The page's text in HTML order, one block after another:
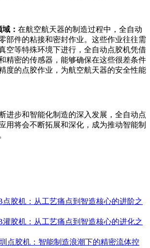
： 在航空航天器的制造过程中，全自动
部件的粘接和密封作业。这些作业往往需
空等特殊环境下进行，全自动点胶机凭借
精密的传感器，能够确保在这些很差条件
度的点胶作业，为航空航天器的安全性能
步和智能化制造的深入发展，全自动点
用将会不断拓展和深化，成为推动智能制
点胶机：从工艺痛点到智造核心的进阶之
灌胶机：从工艺痛点到智造核心的进化之
点胶机：智能制造浪潮下的精密流体控